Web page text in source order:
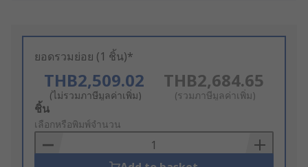
ยอดรวมย่อย (1 ชิ้น)*
THB2,509.02
(ไม่รวมภาษีมูลค่าเพิ่ม)
THB2,684.65
(รวมภาษีมูลค่าเพิ่ม)
Add
to
Basket
ชิ้น
เลือกหรือพิมพ์จำนวน